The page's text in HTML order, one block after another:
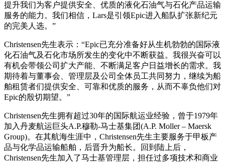
提升我们为客户提供安全、优质的液化石油气与石化产品运输
服务的能力。我们相信，Lars是引领Epic进入船队扩张新纪元
的完美人选。”
Christensen先生表示：“Epic已充分准备好从生机勃勃的国际液
化石油气及石化市场所发生的变化中不断获益。我很兴奋可以
有机会带领公司扩大产能、不断满足客户日益增长的需求。我
期待着与董事会、管理层及公司全体员工共同努力，继续为船
舶租赁者们提供安全、可靠和优质的服务，从而不辜负他们对
Epic的殷切期望。”
Christensen先生拥有超过30年的国际航运业经验，曾于1979年
加入丹麦航运巨头A.P.穆勒-马士基集团(A.P. Moller – Maersk
Group)。在其航海生涯中，Christensen先生主要服务于甲板产
品与化学品运输船舶，后晋升为船长。回到陆上后，
Christensen先生加入了马士基管理层，担任过多项技术和商业